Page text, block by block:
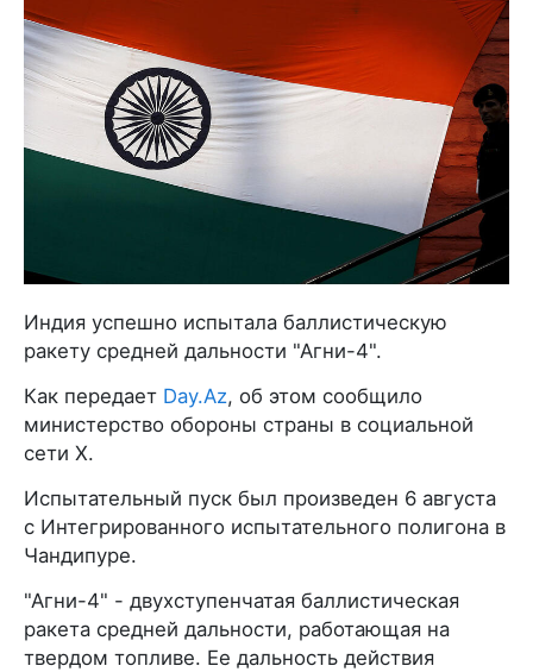
Индия успешно испытала баллистическую
ракету средней дальности "Агни-4".
Как передает Day.Az, об этом сообщило
министерство обороны страны в социальной
сети X.
Испытательный пуск был произведен 6 августа
с Интегрированного испытательного полигона в
Чандипуре.
"Агни-4" - двухступенчатая баллистическая
ракета средней дальности, работающая на
твердом топливе. Ее дальность действия